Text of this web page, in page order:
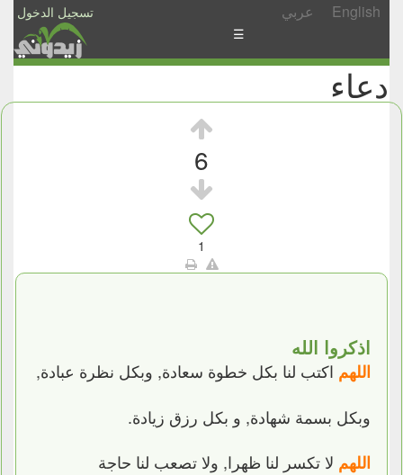
تسجيل الدخول عربي English
الأخبار
الأسئلة
☰
دعاء
6
1
اذكروا الله
اللهم اكتب لنا بكل خطوة سعادة, وبكل نظرة عبادة,
وبكل بسمة شهادة, و بكل رزق زيادة.
اللهم لا تكسر لنا ظهرا, ولا تصعب لنا حاجة